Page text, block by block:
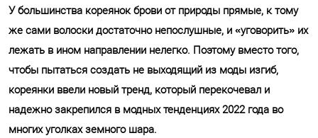
У большинства кореянок брови от природы прямые, к тому
же сами волоски достаточно непослушные, и «уговорить» их
лежать в ином направлении нелегко. Поэтому вместо того,
чтобы пытаться создать не выходящий из моды изгиб,
кореянки ввели новый тренд, который перекочевал и
надежно закрепился в модных тенденциях 2022 года во
многих уголках земного шара.